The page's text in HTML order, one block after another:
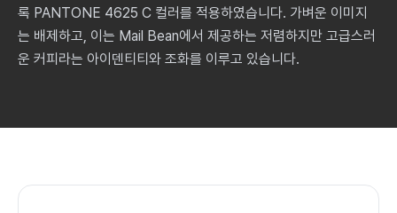
록 PANTONE 4625 C 컬러를 적용하였습니다. 가벼운 이미지
는 배제하고, 이는 Mail Bean에서 제공하는 저렴하지만 고급스러
운 커피라는 아이덴티티와 조화를 이루고 있습니다.